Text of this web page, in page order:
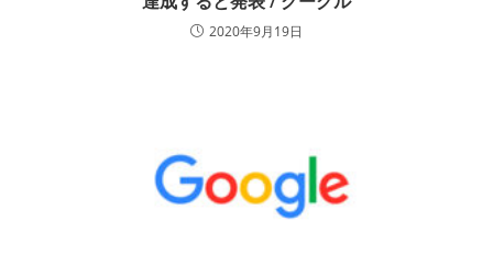
2020年9月19日